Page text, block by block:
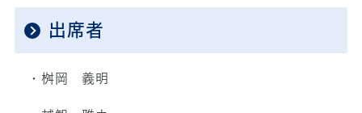
出席者
・桝岡 義明